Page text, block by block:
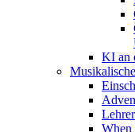
KI an
When